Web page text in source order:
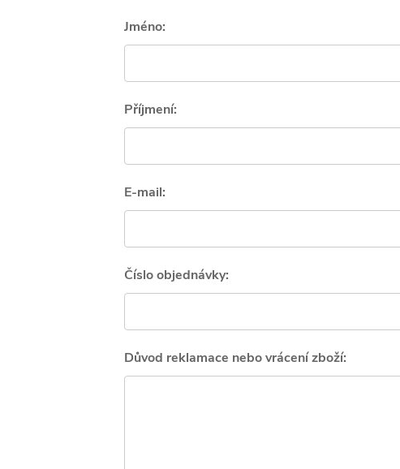
Jméno:
Příjmení:
E-mail:
Číslo objednávky:
Důvod reklamace nebo vrácení zboží: